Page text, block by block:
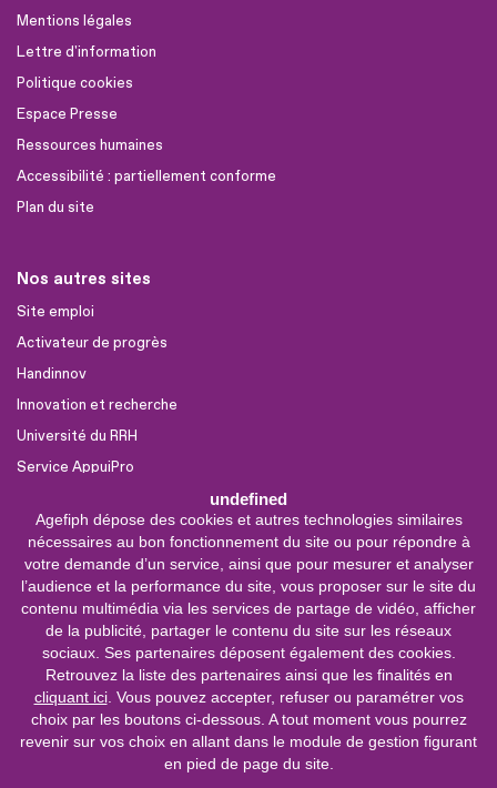
undefined
Agefiph dépose des cookies et autres technologies similaires
nécessaires au bon fonctionnement du site ou pour répondre à
votre demande d’un service, ainsi que pour mesurer et analyser
l’audience et la performance du site, vous proposer sur le site du
contenu multimédia via les services de partage de vidéo, afficher
de la publicité, partager le contenu du site sur les réseaux
sociaux. Ses partenaires déposent également des cookies.
Retrouvez la liste des partenaires ainsi que les finalités en
cliquant ici. Vous pouvez accepter, refuser ou paramétrer vos
choix par les boutons ci-dessous. A tout moment vous pourrez
revenir sur vos choix en allant dans le module de gestion figurant
en pied de page du site.
Mentions légales
Lettre d'information
Politique cookies
Espace Presse
Ressources humaines
Accessibilité : partiellement conforme
Plan du site
Nos autres sites
Site emploi
Activateur de progrès
Handinnov
Innovation et recherche
Université du RRH
Service AppuiPro
Nous suivre
Youtube
Linkedin
Facebook
0 800 11 10 09
Service &
appel gratuits